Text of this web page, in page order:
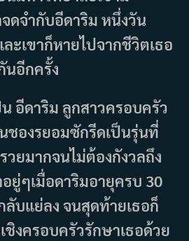
ดจำกับอีดาริม หนึ่งวัน
ะเขาก็หายไปจากชีวิตเธอ
นอีกครั้ง
อีดาริม ลูกสาวครอบครัว
ชองรยอมซักรีดเป็นรุ่นที่
วยมากจนไม่ต้องกังวลถึง
ยู่ๆเมื่อดาริมอายุครบ 30
ลับแย่ลง จนสุดท้ายเธอก็
ชิงครอบครัวรักษาเธอด้วย